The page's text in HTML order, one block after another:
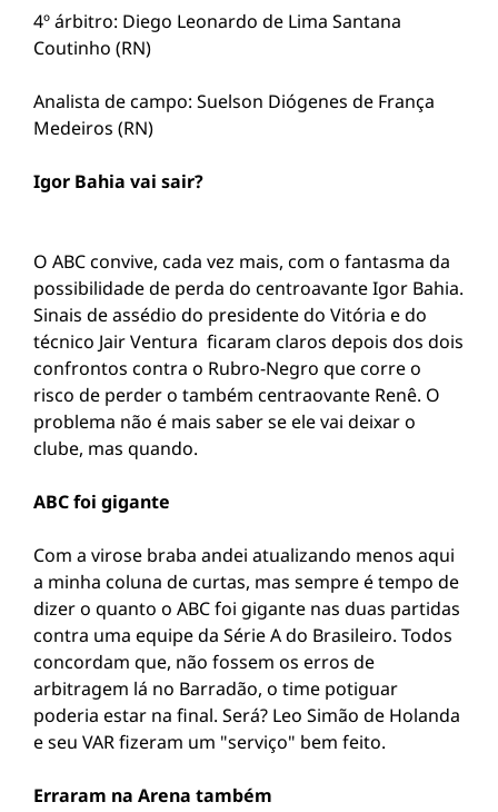
4º árbitro: Diego Leonardo de Lima Santana
Coutinho (RN)
Analista de campo: Suelson Diógenes de França
Medeiros (RN)
Igor Bahia vai sair?
O ABC convive, cada vez mais, com o fantasma da
possibilidade de perda do centroavante Igor Bahia.
Sinais de assédio do presidente do Vitória e do
técnico Jair Ventura ficaram claros depois dos dois
confrontos contra o Rubro-Negro que corre o
risco de perder o também centraovante Renê. O
problema não é mais saber se ele vai deixar o
clube, mas quando.
ABC foi gigante
Com a virose braba andei atualizando menos aqui
a minha coluna de curtas, mas sempre é tempo de
dizer o quanto o ABC foi gigante nas duas partidas
contra uma equipe da Série A do Brasileiro. Todos
concordam que, não fossem os erros de
arbitragem lá no Barradão, o time potiguar
poderia estar na final. Será? Leo Simão de Holanda
e seu VAR fizeram um "serviço" bem feito.
Erraram na Arena também